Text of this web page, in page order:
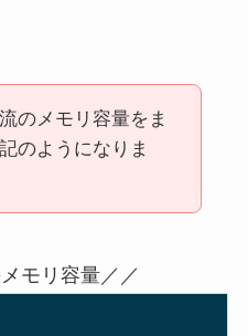
のメモリ容量をま
のようになりま
モリ容量／／